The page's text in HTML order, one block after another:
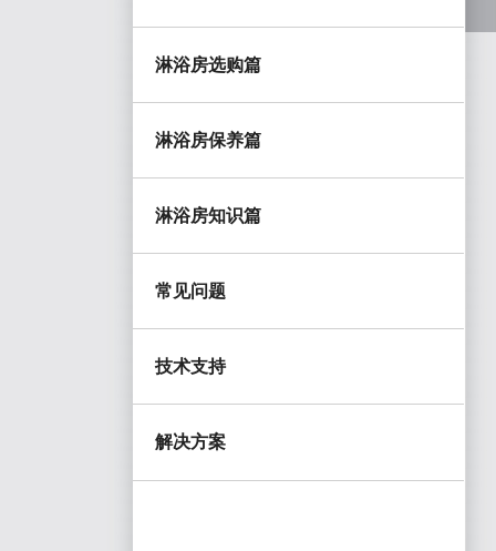
淋浴房选购篇
淋浴房保养篇
淋浴房知识篇
常见问题
技术支持
解决方案